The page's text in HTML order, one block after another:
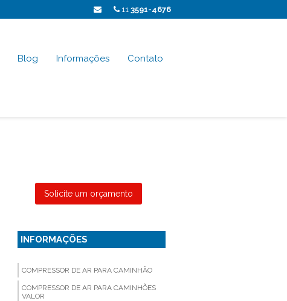
11 3591-4676
Blog Informações Contato
Solicite um orçamento
INFORMAÇÕES
COMPRESSOR DE AR PARA CAMINHÃO
COMPRESSOR DE AR PARA CAMINHÕES
VALOR